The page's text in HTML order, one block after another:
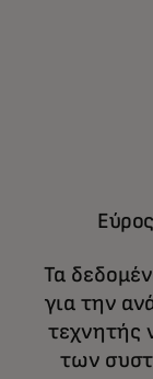
Τα
για την
τεχνητής
των